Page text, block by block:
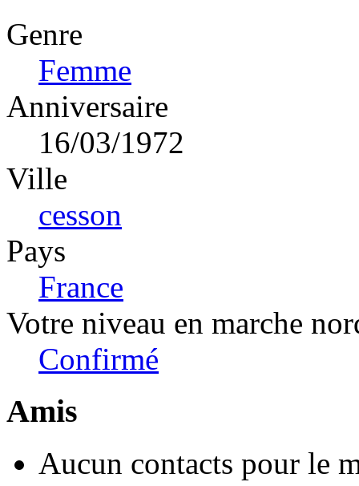
Genre
Femme
Anniversaire
16/03/1972
Ville
cesson
Pays
France
Votre niveau en marche
Confirmé
Amis
Aucun contacts pour le